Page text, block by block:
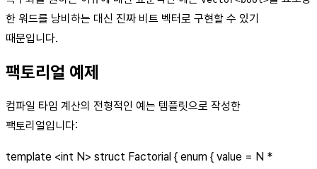
한 워드를 낭비하는 대신 진짜 비트 벡터로 구현할 수 있기
때문입니다.
팩토리얼 예제
컴파일 타임 계산의 전형적인 예는 템플릿으로 작성한
팩토리얼입니다:
template <int N> struct Factorial { enum { value = N *